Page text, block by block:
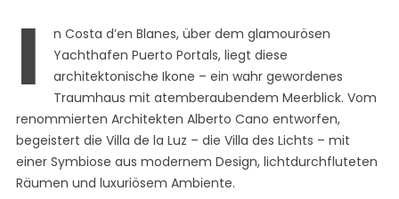
I
n Costa d’en Blanes, über dem glamourösen
Yachthafen Puerto Portals, liegt diese
architektonische Ikone – ein wahr gewordenes
Traumhaus mit atemberaubendem Meerblick. Vom
renommierten Architekten Alberto Cano entworfen,
begeistert die Villa de la Luz – die Villa des Lichts – mit
einer Symbiose aus modernem Design, lichtdurchfluteten
Räumen und luxuriösem Ambiente.